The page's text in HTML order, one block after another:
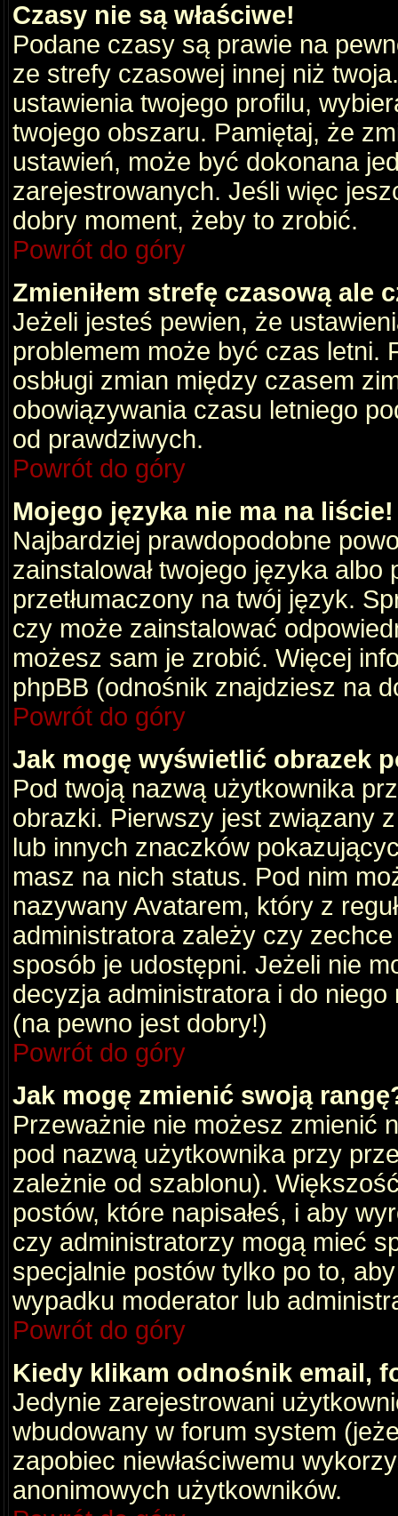
Czasy nie są właściwe!
Podane czasy są prawie na
ze strefy czasowej innej niż
ustawienia twojego profilu,
twojego obszaru. Pamiętaj, że
ustawień, może być dokonana
zarejestrowanych. Jeśli więc
dobry moment, żeby to zrobić.
Powrót do góry
Zmieniłem strefę czasową ale
Jeżeli jesteś pewien, że
problemem może być czas letni.
osbługi zmian między czasem
obowiązywania czasu letniego
od prawdziwych.
Powrót do góry
Mojego języka nie ma na liście!
Najbardziej prawdopodobne
zainstalował twojego języka albo
przetłumaczony na twój język.
czy może zainstalować
możesz sam je zrobić. Więcej
phpBB (odnośnik znajdziesz na
Powrót do góry
Jak mogę wyświetlić obrazek
Pod twoją nazwą użytkownika
obrazki. Pierwszy jest związany
lub innych znaczków
masz na nich status. Pod nim
nazywany Avatarem, który z
administratora zależy czy
sposób je udostępni. Jeżeli nie
decyzja administratora i do
(na pewno jest dobry!)
Powrót do góry
Jak mogę zmienić swoją
Przeważnie nie możesz zmienić
pod nazwą użytkownika przy
zależnie od szablonu).
postów, które napisałeś, i aby
czy administratorzy mogą mieć
specjalnie postów tylko po to,
wypadku moderator lub
Powrót do góry
Kiedy klikam odnośnik email,
Jedynie zarejestrowani
wbudowany w forum system
zapobiec niewłaściwemu
anonimowych użytkowników.